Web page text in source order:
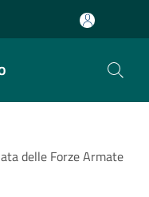
delle Forze Armate